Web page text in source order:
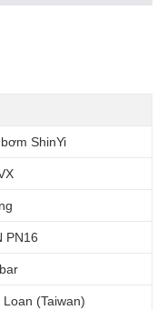
ShinYi
PN16
(Taiwan)